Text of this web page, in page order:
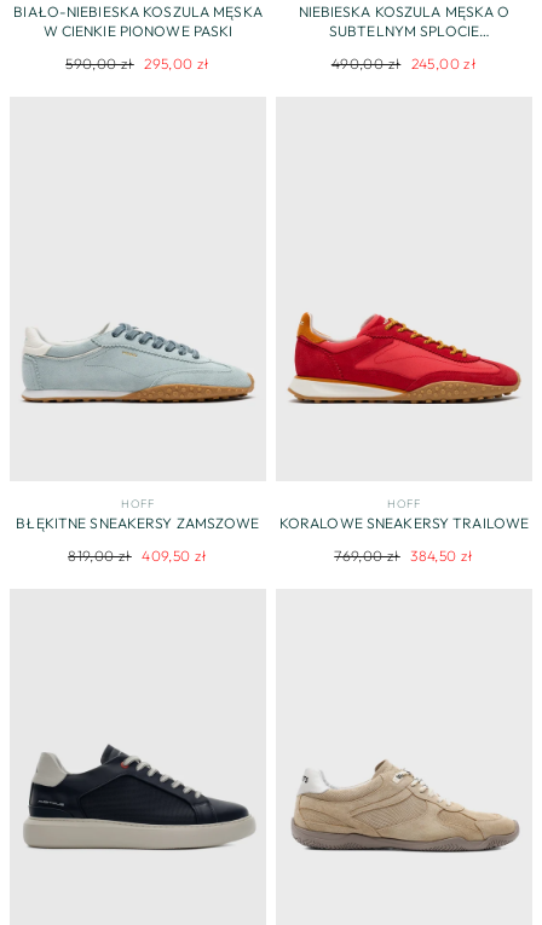
BIAŁO-NIEBIESKA KOSZULA MĘSKA
W CIENKIE PIONOWE PASKI
Regularna
590,00 zł Cena
295,00 zł
NIEBIESKA KOSZULA MĘSKA O
SUBTELNYM SPLOCIE
Regularna
490,00 zł Cena
245,00 zł
HOFF
BŁĘKITNE SNEAKERSY ZAMSZOWE
Regularna
819,00 zł Cena
409,50 zł
HOFF
KORALOWE SNEAKERSY TRAILOWE
Regularna
769,00 zł
Cena
384,50 zł